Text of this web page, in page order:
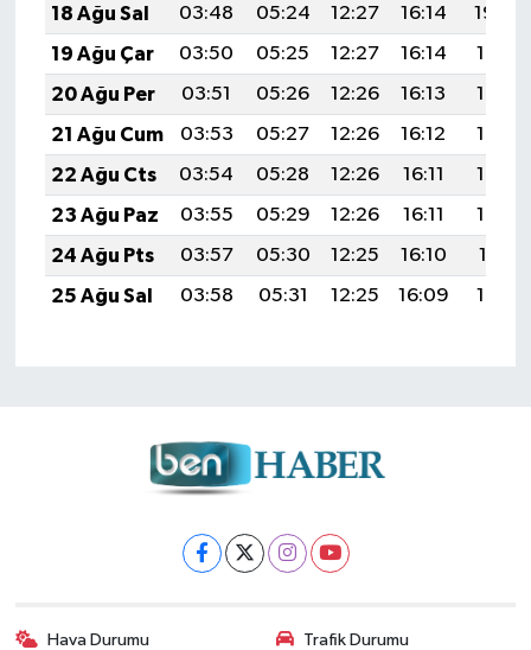
18 Ağu Sal
03:48 05:24 12:27 16:14
19:20
19 Ağu Çar
03:50 05:25 12:27 16:14
19:18
20 Ağu Per
03:51 05:26 12:26 16:13
19:17
21 Ağu Cum
03:53 05:27 12:26 16:12
19:16
22 Ağu Cts
03:54 05:28 12:26 16:11
19:14
23 Ağu Paz
03:55 05:29 12:26 16:11
19:13
24 Ağu Pts
03:57 05:30 12:25 16:10
19:11
25 Ağu Sal
03:58 05:31 12:25 16:09 19:10
Hava Durumu Trafik Durumu